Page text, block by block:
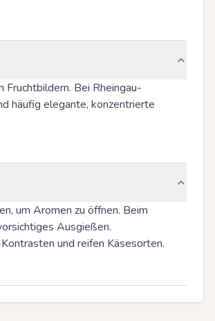
Bei Rheingau-
häufig elegante, konzentrierte
um Aromen zu öffnen. Beim
Ausgießen.
und reifen Käsesorten.